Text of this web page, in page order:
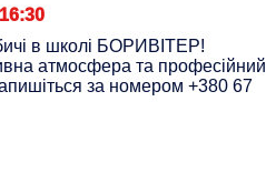
в школі БОРИВІТЕР!
атмосфера та професійний
за номером +380 67